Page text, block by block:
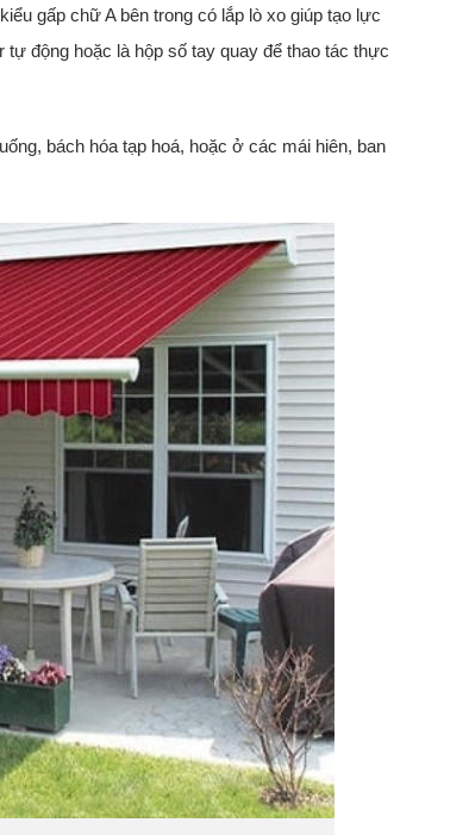
gấp chữ A bên trong có lắp lò xo giúp tạo lực
động hoặc là hộp số tay quay để thao tác thực
bách hóa tạp hoá, hoặc ở các mái hiên, ban